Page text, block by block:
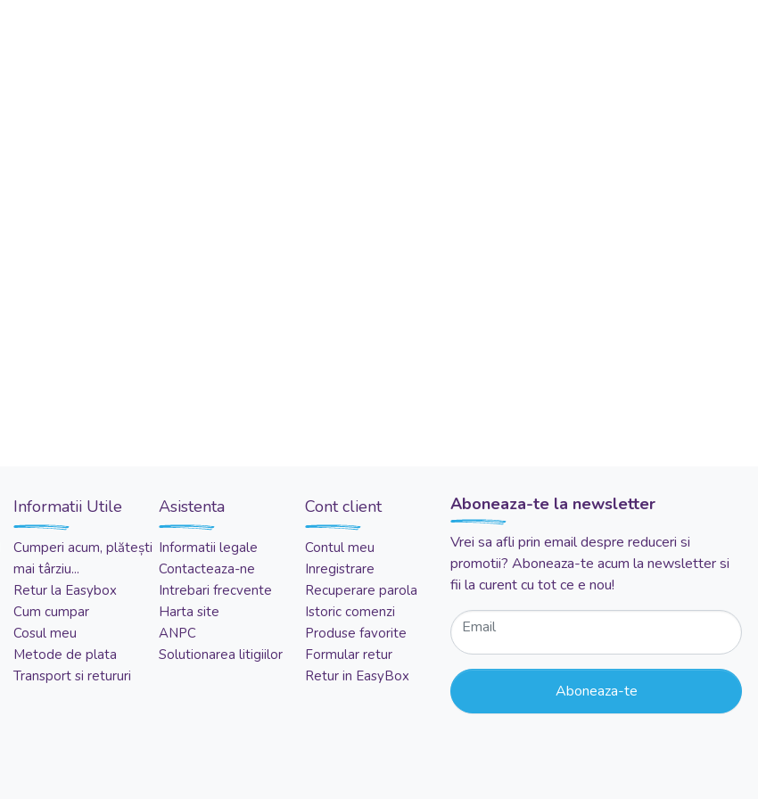
Informatii Utile
Cumperi acum, plătești
mai târziu...
Retur la Easybox
Cum cumpar
Cosul meu
Metode de plata
Transport si retururi
Asistenta
Informatii legale
Contacteaza-ne
Intrebari frecvente
Harta site
ANPC
Solutionarea litigiilor
Cont client
Contul meu
Inregistrare
Recuperare parola
Istoric comenzi
Produse favorite
Formular retur
Retur in EasyBox
Aboneaza-te la newsletter
Vrei sa afli prin email despre reduceri si
promotii? Aboneaza-te acum la newsletter si
fii la curent cu tot ce e nou!
Email
Aboneaza-te